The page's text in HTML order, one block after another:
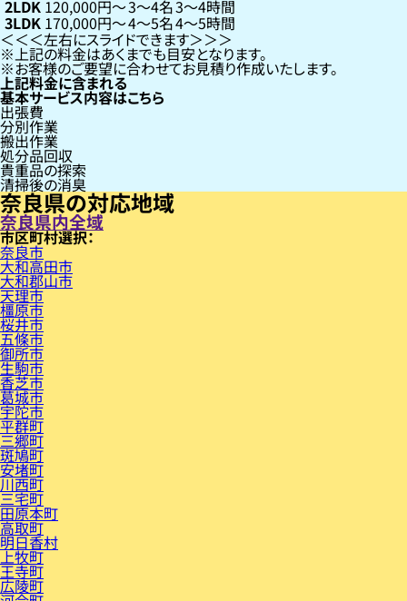
2LDK 120,000円〜3〜4名3〜4時間
3LDK 170,000円〜4〜5名4〜5時間
左右にスライドできます
上記の料金はあくまでも目安となります。
お客様のご要望に合わせてお見積り作成いたします。
上記料金に含まれる
基本サービス内容はこちら
出張費
分別作業
搬出作業
処分品回収
貴重品の探索
清掃後の消臭
奈良県の対応地域
奈良県内全域
市区町村
奈良市
大和高田市
大和郡山市
天理市
橿原市
桜井市
五條市
御所市
生駒市
香芝市
葛城市
宇陀市
平群町
三郷町
斑鳩町
安堵町
川西町
三宅町
田原本町
高取町
明日香村
上牧町
王寺町
広陵町